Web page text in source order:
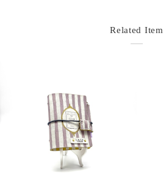
Related Item